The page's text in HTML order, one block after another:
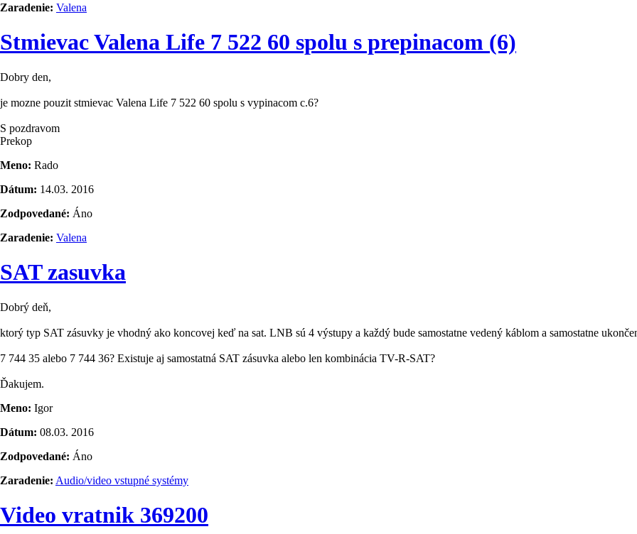
Zaradenie: Valena
Stmievac Valena Life 7 522 60 spolu s prepinacom (6)
Dobry den,
je mozne pouzit stmievac Valena Life 7 522 60 spolu s vypinacom c.6?
S pozdravom
Prekop
Meno: Rado
Dátum: 14.03. 2016
Zodpovedané: Áno
Zaradenie: Valena
SAT zasuvka
Dobrý deň,
ktorý typ SAT zásuvky je vhodný ako koncovej keď na sat. LNB sú 4 výstupy a každý bude samostatne vedený káblom a samostatne
7 744 35 alebo 7 744 36? Existuje aj samostatná SAT zásuvka alebo len kombinácia TV-R-SAT?
Ďakujem.
Meno: Igor
Dátum: 08.03. 2016
Zodpovedané: Áno
Zaradenie: Audio/video vstupné systémy
Video vratnik 369200